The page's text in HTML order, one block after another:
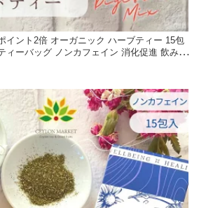
イント2倍 オーガニック ハーブティー 15包
ィーバッグ ノンカフェイン 消化促進 飲み過
フェンネル ペパーミント ジンジャー ギフ
ルヴェーダ 高品質 健康茶 ヨガ 送料無料 ク